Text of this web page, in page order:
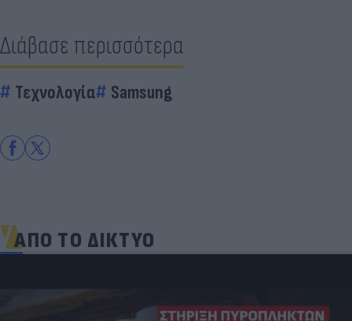
Διάβασε περισσότερα
Τεχνολογία Samsung
ΑΠΟ ΤΟ ΔΙΚΤΥΟ